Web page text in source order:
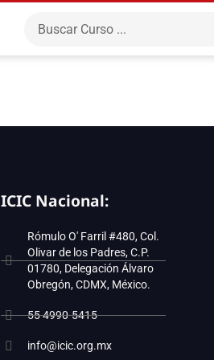
ICIC Nacional:
Rómulo O' Farril #480, Col.
Olivar de los Padres, C.P.
01780, Delegación Álvaro
Obregón, CDMX, México.
55 4990-5415
info@icic.org.mx